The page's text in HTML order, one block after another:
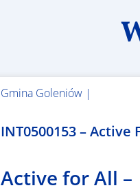
Gmina Goleniów |
INT0500153 – Active
Active for All –